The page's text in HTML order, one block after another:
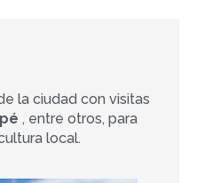
la ciudad con visitas
, entre otros, para
local.